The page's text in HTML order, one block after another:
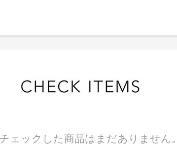
ェックした商品はまだありません。